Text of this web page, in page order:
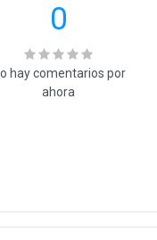
0
hay comentarios por
ahora